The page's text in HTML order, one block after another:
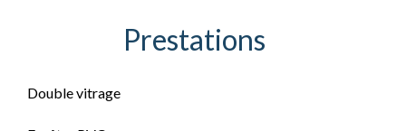
Prestations
Double vitrage